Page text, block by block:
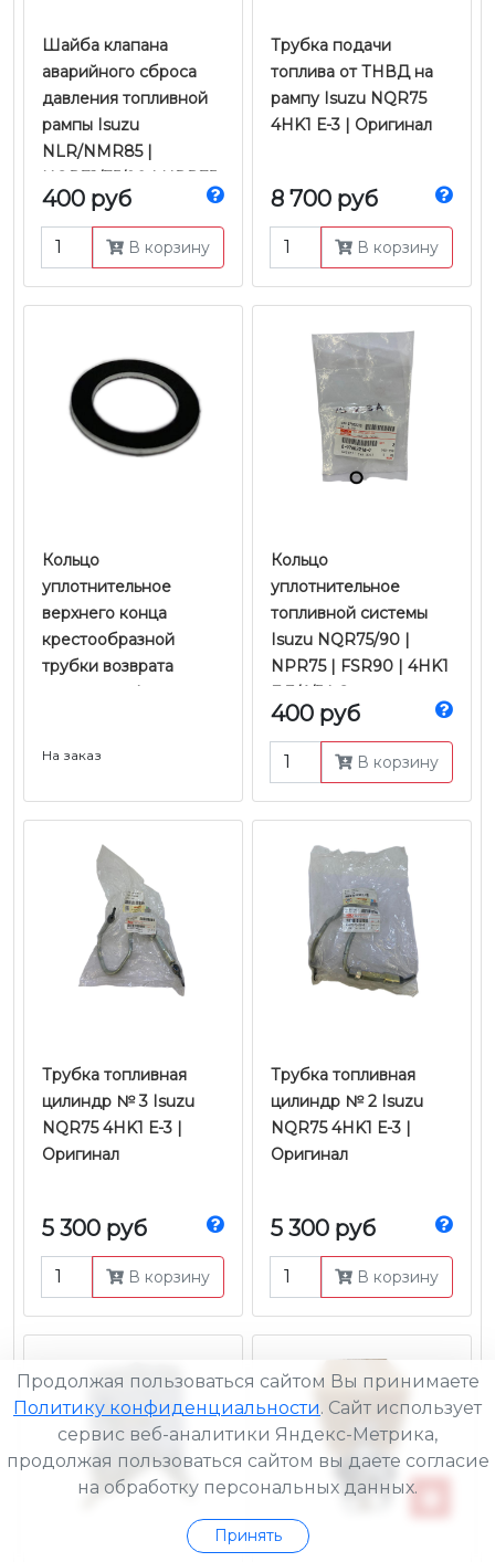
Шайба клапана
аварийного сброса
давления топливной
рампы Isuzu
NLR/NMR85 |
NQR71/75/90 | NPR75
| FSR90 | FVR34 |
Hyundai HD-65/72/78 |
Hino-300 | JMC
400 руб
В корзину
Трубка подачи
топлива от ТНВД на
рампу Isuzu NQR75
4HK1 Е-3 | Оригинал
8 700 руб
В корзину
Кольцо
уплотнительное
верхнего конца
крестообразной
трубки возврата
топлива от форсунок к
На заказ
Кольцо
уплотнительное
топливной системы
Isuzu NQR75/90 |
NPR75 | FSR90 | 4HK1
Е-3/4/5 | Оригинал
400 руб
В корзину
Трубка топливная
цилиндр № 3 Isuzu
NQR75 4HK1 Е-3 |
Оригинал
5 300 руб
В корзину
Трубка топливная
цилиндр № 2 Isuzu
NQR75 4HK1 Е-3 |
Оригинал
5 300 руб
В корзину
Продолжая пользоваться сайтом Вы принимаете
Политику конфиденциальности. Сайт использует
сервис веб-аналитики Яндекс-Метрика,
продолжая пользоваться сайтом вы даете согласие
на обработку персональных данных.
Принять